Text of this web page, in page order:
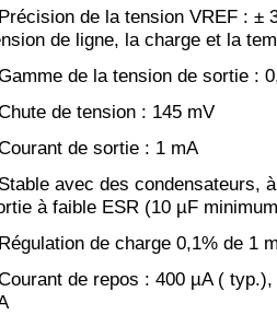
de la tension VREF : ±
de ligne, la charge et la
de la tension de sortie :
de tension : 145 mV
de sortie : 1 mA
avec des condensateurs,
à faible ESR (10 µF
de charge 0,1% de 1
de repos : 400 µA (